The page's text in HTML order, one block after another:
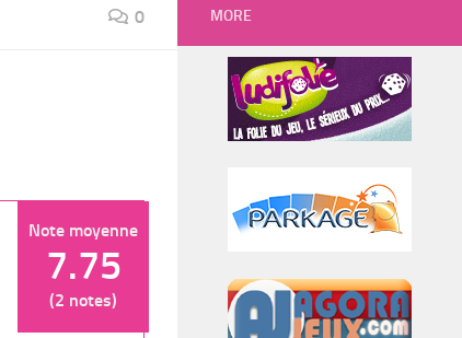
0
Note moyenne
7.75
(2 notes)
MORE